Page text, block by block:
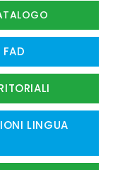
LINGUA